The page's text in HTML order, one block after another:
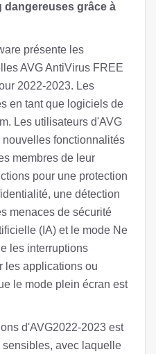
dangereuses grâce à
présente les
AVG AntiVirus FREE
2022-2023. Les
en tant que logiciels de
Les utilisateurs d'AVG
fonctionnalités
membres de leur
pour une protection
une détection
menaces de sécurité
(IA) et le mode Ne
les interruptions
les applications ou
le mode plein écran est
d'AVG2022-2023 est
sensibles, avec laquelle